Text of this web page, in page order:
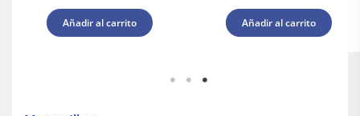
Añadir al carrito Añadir al carrito